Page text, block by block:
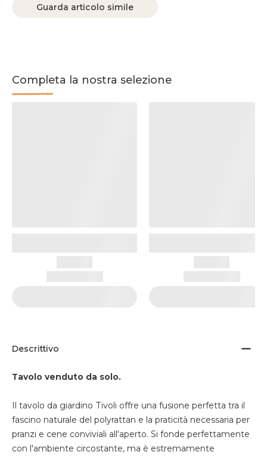
Guarda articolo simile
Completa la nostra selezione
Descrittivo
Tavolo venduto da solo.
Il tavolo da giardino Tivoli offre una fusione perfetta tra il
fascino naturale del polyrattan e la praticità necessaria per
pranzi e cene conviviali all'aperto. Si fonde perfettamente
con l'ambiente circostante, ma è estremamente